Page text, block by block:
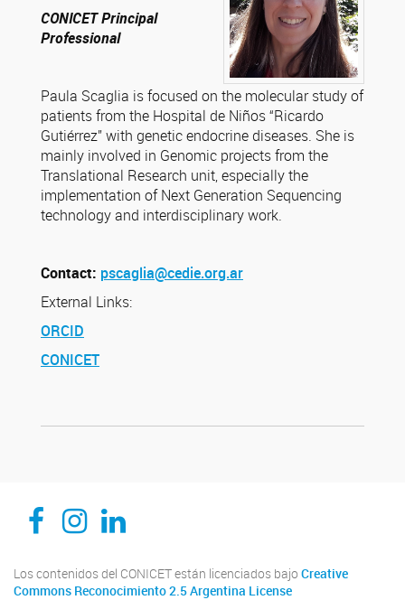
CONICET Principal
Professional
Paula Scaglia is focused on the molecular study of
patients from the Hospital de Niños “Ricardo
Gutiérrez” with genetic endocrine diseases. She is
mainly involved in Genomic projects from the
Translational Research unit, especially the
implementation of Next Generation Sequencing
technology and interdisciplinary work.
Contact: pscaglia@cedie.org.ar
External Links:
ORCID
CONICET
CEDIE, Centro de Investigaciones Endocrinológicas Dr. César Bergadá
CEDIE, Centro de Investigaciones Endocrinológicas Dr. César Bergadá
CEDIE, Centro de Investigaciones Endocrinológicas Dr. César Bergadá
Los contenidos del CONICET están licenciados bajo Creative
Commons Reconocimiento 2.5 Argentina License